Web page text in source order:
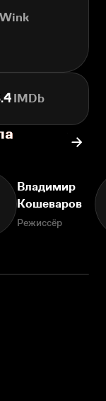
IMDb
Владимир
Кошеваров
Режиссёр